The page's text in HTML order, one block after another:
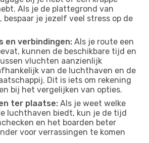
Als je de plattegrond van
bespaar je jezelf veel stress op de
en verbindingen: Als je route een
kunnen de beschikbare tijd en
vluchten aanzienlijk
van de luchthaven en de
Dit is iets om rekening
bij het vergelijken van opties.
ter plaatse: Als je weet welke
luchthaven biedt, kun je de tijd
en het boarden beter
voor verrassingen te komen